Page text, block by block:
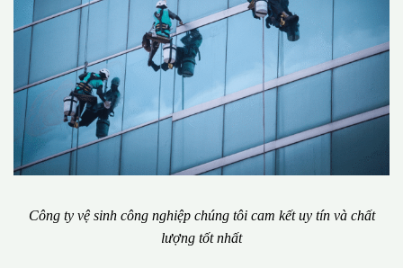
Công ty vệ sinh công nghiệp chúng tôi cam kết uy tín và chất
lượng tốt nhất